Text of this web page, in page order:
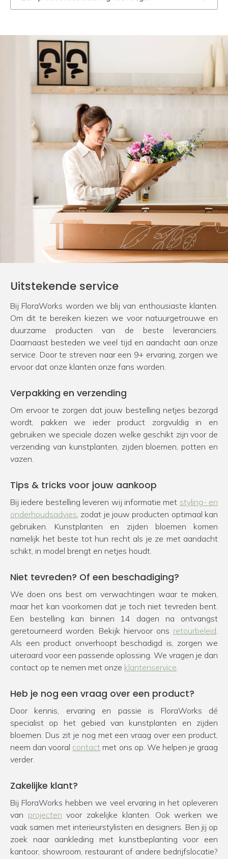
Uitstekende service
Bij FloraWorks worden we blij van enthousiaste klanten.
Om dit te bereiken kiezen we voor natuurgetrouwe en
duurzame producten van de beste leveranciers.
Daarnaast besteden we veel tijd en aandacht aan onze
service. Door te streven naar een 9+ ervaring, zorgen we
ervoor dat onze klanten onze fans worden.
Verpakking en verzending
Om ervoor te zorgen dat jouw bestelling netjes bezorgd
wordt, pakken we ieder product zorgvuldig in en
gebruiken we speciale dozen welke geschikt zijn voor de
verzending van kunstplanten, zijden bloemen, potten en
vazen.
Tips & tricks voor jouw aankoop
Bij iedere bestelling leveren wij informatie met styling- en
onderhoudsadvies, zodat je jouw producten optimaal kan
gebruiken. Kunstplanten en zijden bloemen komen
namelijk het beste tot hun recht als je ze met aandacht
schikt, in model brengt en netjes houdt.
Niet tevreden? Of een beschadiging?
We doen ons best om verwachtingen waar te maken,
maar het kan voorkomen dat je toch niet tevreden bent.
Een bestelling kan binnen 14 dagen na ontvangst
geretourneerd worden. Bekijk hiervoor ons retourbeleid.
Als een product onverhoopt beschadigd is, zorgen we
uiteraard voor een passende oplossing. We vragen je dan
contact op te nemen met onze klantenservice.
Heb je nog een vraag over een product?
Door kennis, ervaring en passie is FloraWorks dé
specialist op het gebied van kunstplanten en zijden
bloemen. Dus zit je nog met een vraag over een product,
neem dan vooral contact met ons op. We helpen je graag
verder.
Zakelijke klant?
Bij FloraWorks hebben we veel ervaring in het opleveren
van projecten voor zakelijke klanten. Ook werken we
vaak samen met interieurstylisten en designers. Ben jij op
zoek naar aankleding met kunstbeplanting voor een
kantoor, showroom, restaurant of andere bedrijfslocatie?